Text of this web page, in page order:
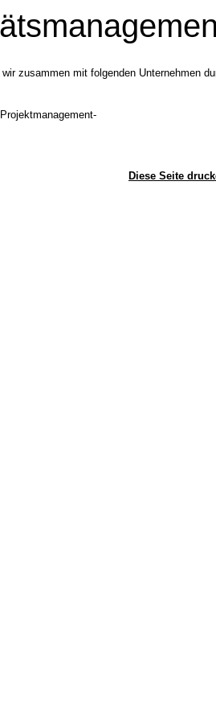
zusammen mit folgenden Unternehmen
Diese Seite